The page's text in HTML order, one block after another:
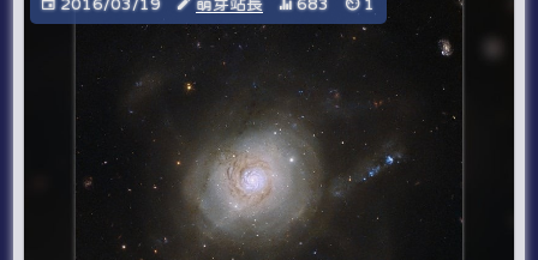
2016/03/19 萌芽站長 683 1